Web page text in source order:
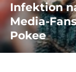
Infektion
Media-
Pokee